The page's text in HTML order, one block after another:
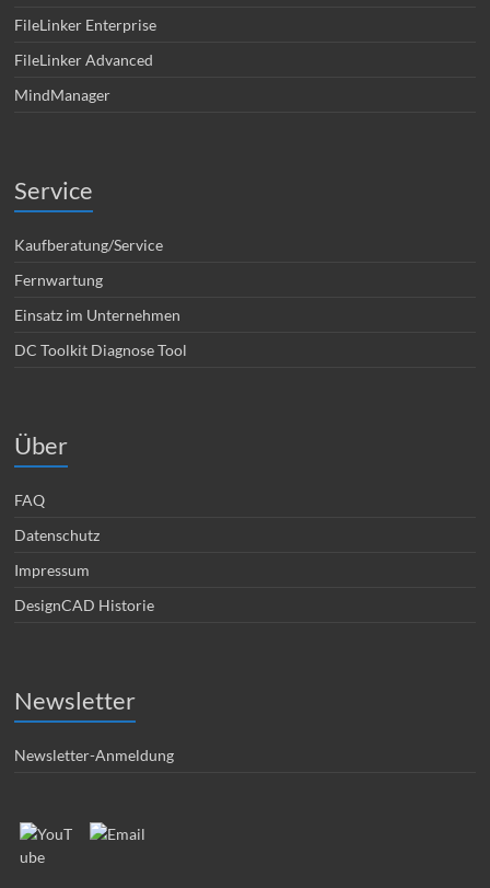
FileLinker Enterprise
FileLinker Advanced
MindManager
Service
Kaufberatung/Service
Fernwartung
Einsatz im Unternehmen
DC Toolkit Diagnose Tool
Über
FAQ
Datenschutz
Impressum
DesignCAD Historie
Newsletter
Newsletter-Anmeldung